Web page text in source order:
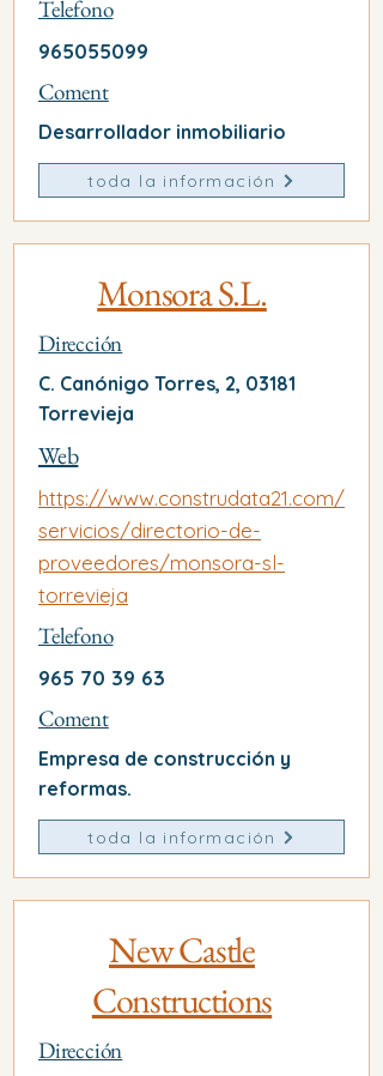
Telefono
965055099
Coment
Desarrollador inmobiliario
toda la información
Monsora S.L.
Dirección
C. Canónigo Torres, 2, 03181
Torrevieja
Web
https://www.construdata21.com/
servicios/directorio-de-
proveedores/monsora-sl-
torrevieja
Telefono
965 70 39 63
Coment
Empresa de construcción y
reformas.
toda la información
New Castle
Constructions
Dirección